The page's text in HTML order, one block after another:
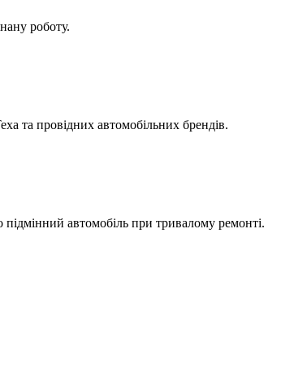
роботу.
та провідних автомобільних брендів.
автомобіль при тривалому ремонті.